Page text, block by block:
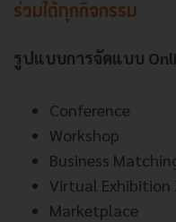
ร่วมได้ทุกกิจกรรม
รูปแบบการจัดแบบ
Conference
Workshop
Business
Virtual Exhibition
Marketplace